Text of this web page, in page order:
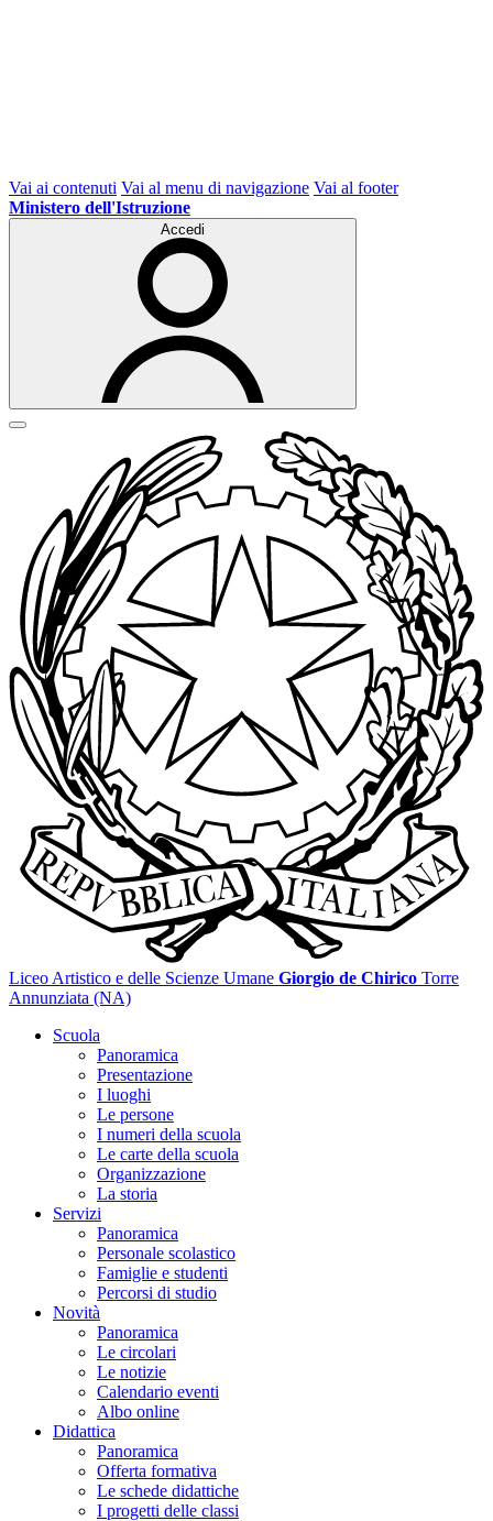
Vai ai contenuti Vai al menu di navigazione Vai al footer
Ministero dell'Istruzione
Accedi
Liceo Artistico e delle Scienze Umane Giorgio de Chirico Torre
Annunziata (NA)
Scuola
Panoramica
Presentazione
I luoghi
Le persone
I numeri della scuola
Le carte della scuola
Organizzazione
La storia
Servizi
Panoramica
Personale scolastico
Famiglie e studenti
Percorsi di studio
Novità
Panoramica
Le circolari
Le notizie
Calendario eventi
Albo online
Didattica
Panoramica
Offerta formativa
Le schede didattiche
I progetti delle classi